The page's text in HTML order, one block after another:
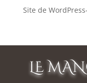
Site de
LE